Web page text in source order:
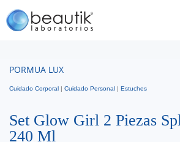
PORMUA LUX
Cuidado Corporal | Cuidado Personal | Estuches
Set Glow Girl 2 Piezas
240 Ml